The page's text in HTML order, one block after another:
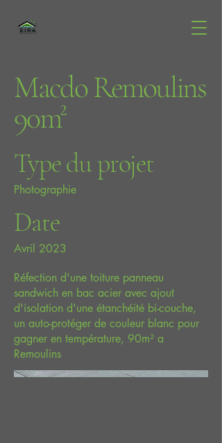
Macdo Remoulins
90m²
Type du projet
Photographie
Date
Avril 2023
Réfection d'une toiture panneau
sandwich en bac acier avec ajout
d'isolation d'une étanchéité bi-couche,
un auto-protéger de couleur blanc pour
gagner en température, 90m² a
Remoulins